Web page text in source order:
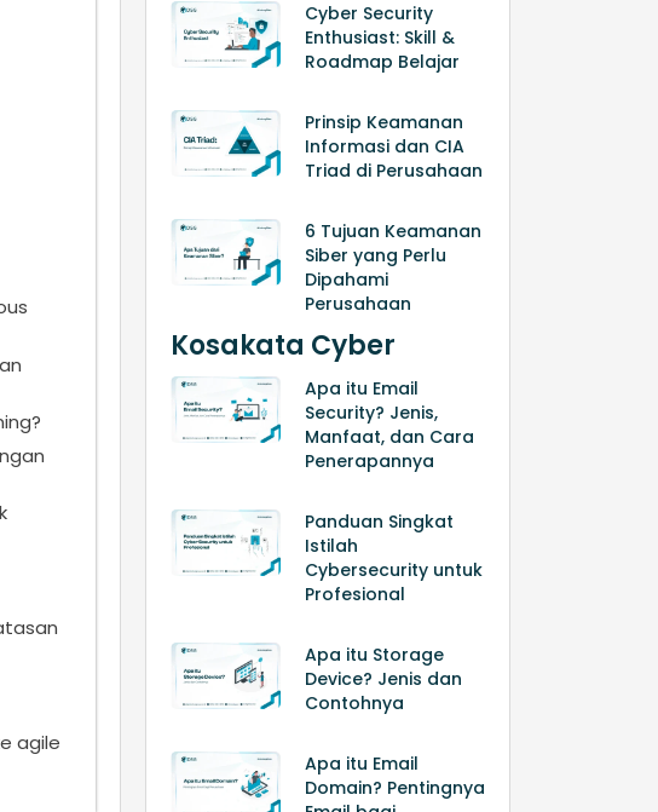
agile
Cyber Security
Enthusiast: Skill &
Roadmap Belajar
Prinsip Keamanan
Informasi dan CIA
Triad di Perusahaan
6 Tujuan Keamanan
Siber yang Perlu
Dipahami
Perusahaan
Kosakata Cyber
Apa itu Email
Security? Jenis,
Manfaat, dan Cara
Penerapannya
Panduan Singkat
Istilah
Cybersecurity untuk
Profesional
Apa itu Storage
Device? Jenis dan
Contohnya
Apa itu Email
Domain? Pentingnya